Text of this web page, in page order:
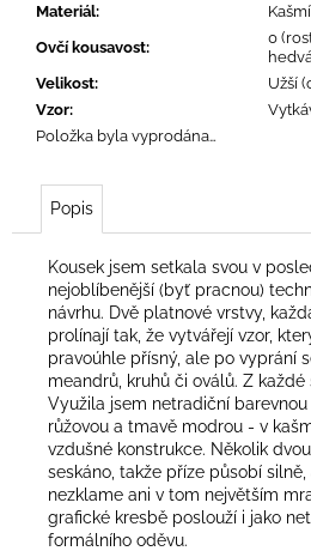
Materiál:
Ovčí kousavost:
0
Velikost:
Užší
Vzor:
Položka byla vyprodána…
Popis
Kousek jsem setkala svou v
nejoblíbenější (byť pracnou)
návrhu. Dvě platnové vrstvy,
prolínají tak, že vytvářejí vzor,
pravoúhle přísný, ale po vyprání
meandrů, kruhů či oválů. Z každé
Využila jsem netradiční
růžovou a tmavě modrou - v
vzdušné konstrukce. Několik
seskáno, takže příze působí
nezklame ani v tom největším
grafické kresbě poslouží i jako
formálního oděvu.